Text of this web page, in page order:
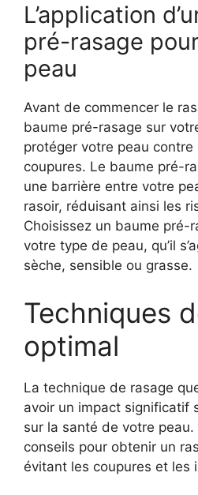
L’application
pré-rasage
peau
Avant de commencer le
baume pré-rasage sur
protéger votre peau
coupures. Le baume pré-
une barrière entre votre
rasoir, réduisant ainsi les
Choisissez un baume pré-
votre type de peau, qu’il
sèche, sensible ou grasse.
Techniques
optimal
La technique de rasage
avoir un impact significatif
sur la santé de votre peau.
conseils pour obtenir un
évitant les coupures et les